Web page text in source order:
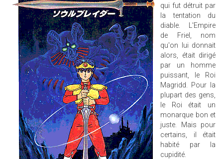
qui fut détruit par
la tentation du
diable. L'Empire
de Friel, nom
qu'on lui donnait
alors, était dirigé
par un homme
puissant, le Roi
Magridd. Pour la
plupart des gens,
le Roi était un
monarque bon et
juste. Mais pour
certains, il était
habité par la
cupidité.